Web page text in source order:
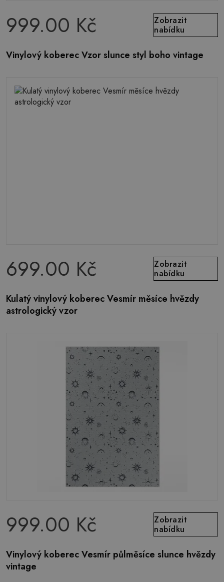
999.00 Kč
Zobrazit
nabídku
Vinylový koberec Vzor slunce styl boho vintage
699.00 Kč
Zobrazit
nabídku
Kulatý vinylový koberec Vesmír měsíce hvězdy
astrologický vzor
999.00 Kč
Zobrazit
nabídku
Vinylový koberec Vesmír půlměsíce slunce hvězdy
vintage